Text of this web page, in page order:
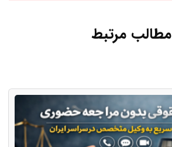
مطالب مرتبط